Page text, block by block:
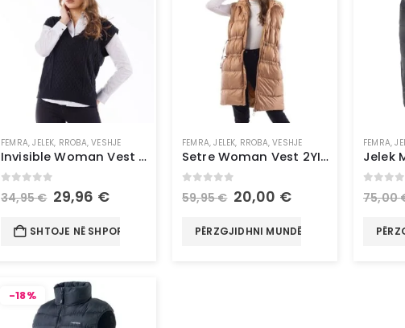
FEMRA,JELEK, RROBA,VESHJE
Invisible Woman Vest Jl535
out of 5
34,95€ 29,96 €
SHTOJE NË SHPORTË
FEMRA,JELEK, RROBA,VESHJE
Setre Woman Vest 2YI4CYL0062
out of 5
59,95€ 20,00 €
PËRZGJIDHNI MUNDËSI
FEMRA,
75,00
-18%